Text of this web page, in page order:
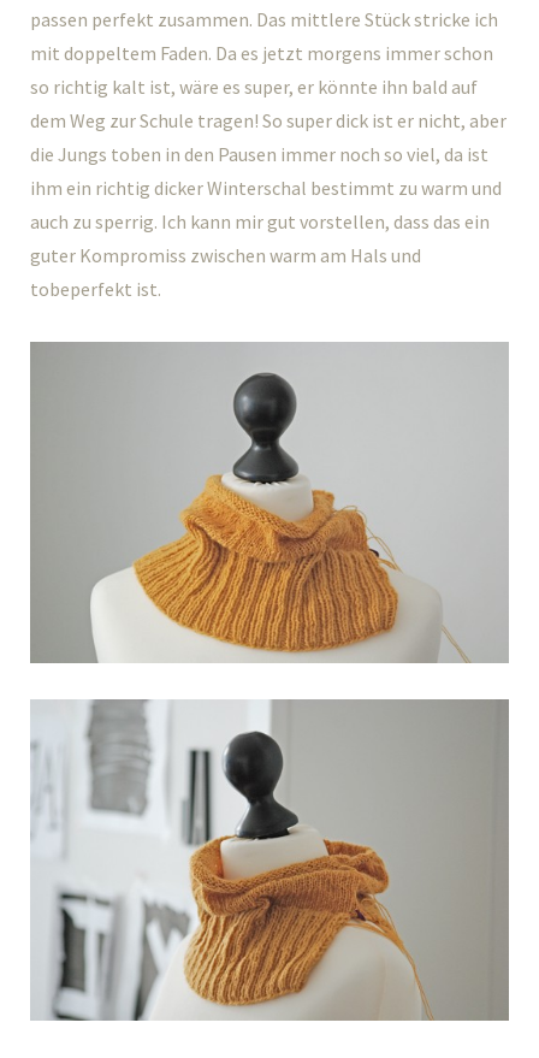
passen perfekt zusammen. Das mittlere Stück stricke ich
mit doppeltem Faden. Da es jetzt morgens immer schon
so richtig kalt ist, wäre es super, er könnte ihn bald auf
dem Weg zur Schule tragen! So super dick ist er nicht, aber
die Jungs toben in den Pausen immer noch so viel, da ist
ihm ein richtig dicker Winterschal bestimmt zu warm und
auch zu sperrig. Ich kann mir gut vorstellen, dass das ein
guter Kompromiss zwischen warm am Hals und
tobeperfekt ist.